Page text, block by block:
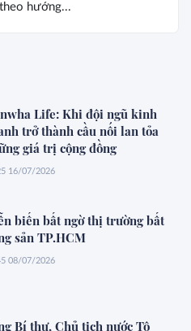
hướng...
Life: Khi đội ngũ kinh
trở thành cầu nối lan tỏa
giá trị cộng đồng
16/07/2026
biến bất ngờ thị trường bất
sản TP.HCM
08/07/2026
Bí thư, Chủ tịch nước Tô